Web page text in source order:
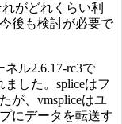
がどれくらい利
後も検討が必要で
ル2.6.17-rc3で
した。spliceはフ
が、vmspliceはユ
にデータを転送す